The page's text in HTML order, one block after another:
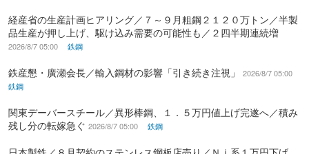
経産省の生産計画ヒアリング／７～９月粗鋼２１２０万トン／半製
品生産が押し上げ、駆け込み需要の可能性も／２四半期連続増
2026/8/7 05:00 鉄鋼
鉄産懇・廣瀬会長／輸入鋼材の影響「引き続き注視」
2026/8/7 05:00
鉄鋼
関東デーバースチール／異形棒鋼、１．５万円値上げ完遂へ／積み
残し分の転嫁急ぐ 2026/8/7 05:00 鉄鋼